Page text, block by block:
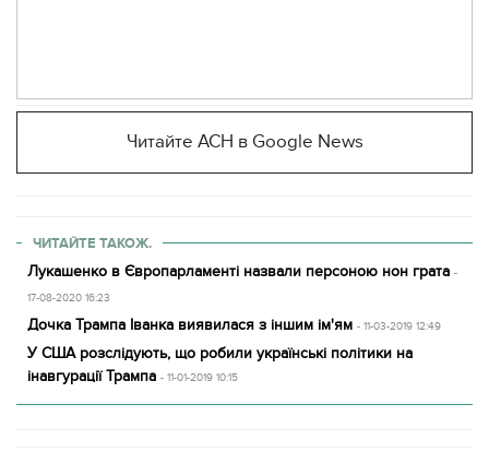
Читайте АСН в Google News
ЧИТАЙТЕ ТАКОЖ.
Лукашенко в Європарламенті назвали персоною нон грата -
17-08-2020 16:23
Дочка Трампа Іванка виявилася з іншим ім'ям - 11-03-2019 12:49
У США розслідують, що робили українські політики на
інавгурації Трампа - 11-01-2019 10:15